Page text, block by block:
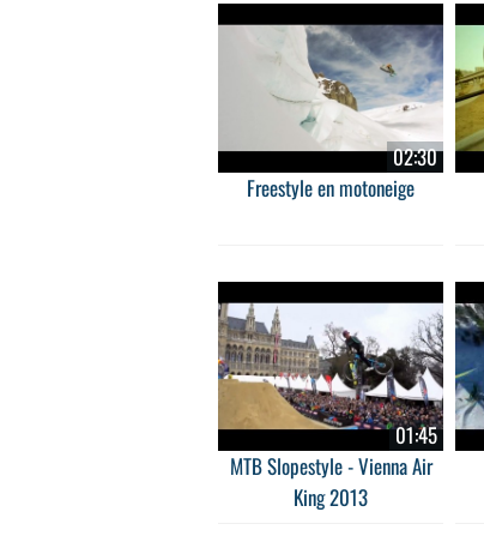
02:30
Freestyle en motoneige
01:45
MTB Slopestyle - Vienna Air
King 2013